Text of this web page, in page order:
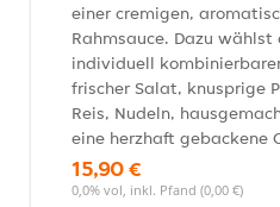
einer cremigen,
Rahmsauce. Dazu wählst
individuell
frischer Salat, knusprige
Reis, Nudeln,
eine herzhaft gebackene
15,90 €
0,0% vol, inkl. Pfand (0,00 €)